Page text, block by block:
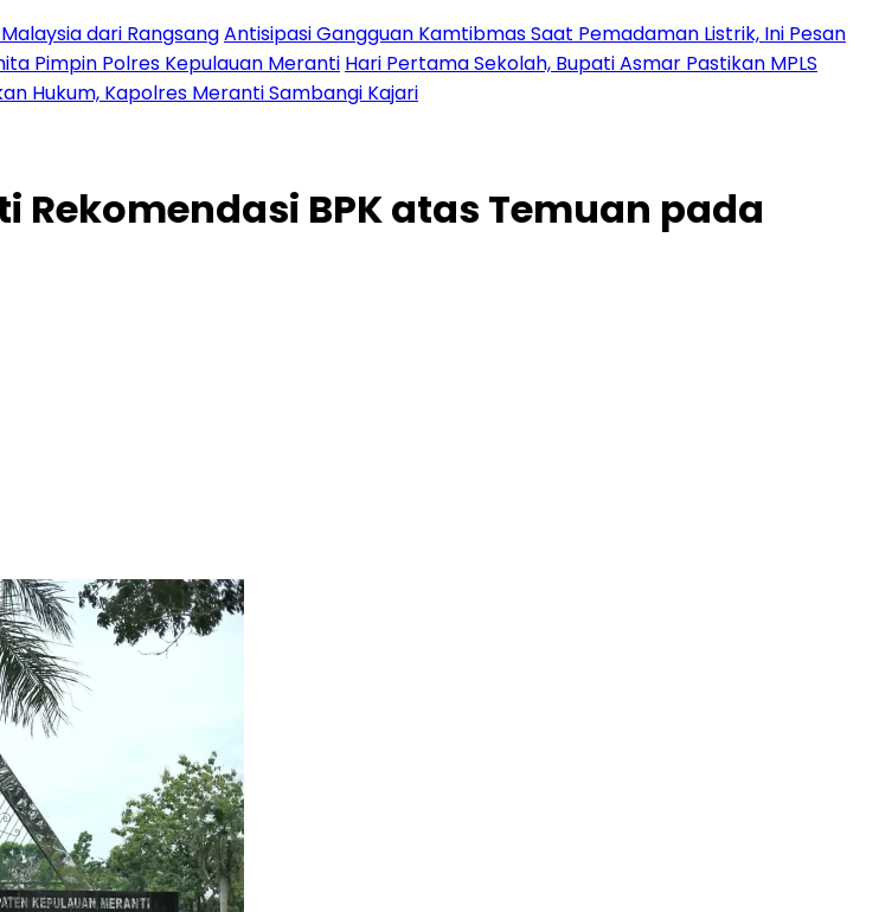
dari RangsangAntisipasi Gangguan Kamtibmas Saat Pemadaman Listrik, Ini Pesan
Pimpin Polres Kepulauan Meranti Hari Pertama Sekolah, Bupati Asmar Pastikan MPLS
Hukum, Kapolres Meranti Sambangi Kajari
Rekomendasi BPK atas Temuan pada